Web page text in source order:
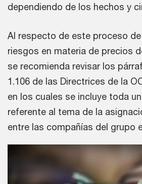
dependiendo de los hechos y
Al respecto de este proceso
riesgos en materia de precios
se recomienda revisar los
1.106 de las Directrices de la
en los cuales se incluye toda
referente al tema de la
entre las compañías del grupo